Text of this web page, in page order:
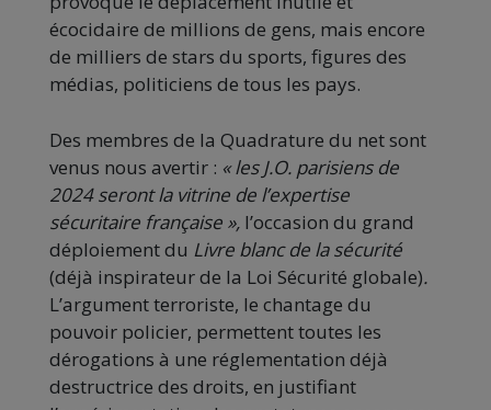
écocidaire de millions de gens, mais encore
de milliers de stars du sports, figures des
médias, politiciens de tous les pays.
Des membres de la Quadrature du net sont
venus nous avertir : « les J.O. parisiens de
2024 seront la vitrine de l’expertise
sécuritaire française », l’occasion du grand
déploiement du Livre blanc de la sécurité
(déjà inspirateur de la Loi Sécurité globale).
L’argument terroriste, le chantage du
pouvoir policier, permettent toutes les
dérogations à une réglementation déjà
destructrice des droits, en justifiant